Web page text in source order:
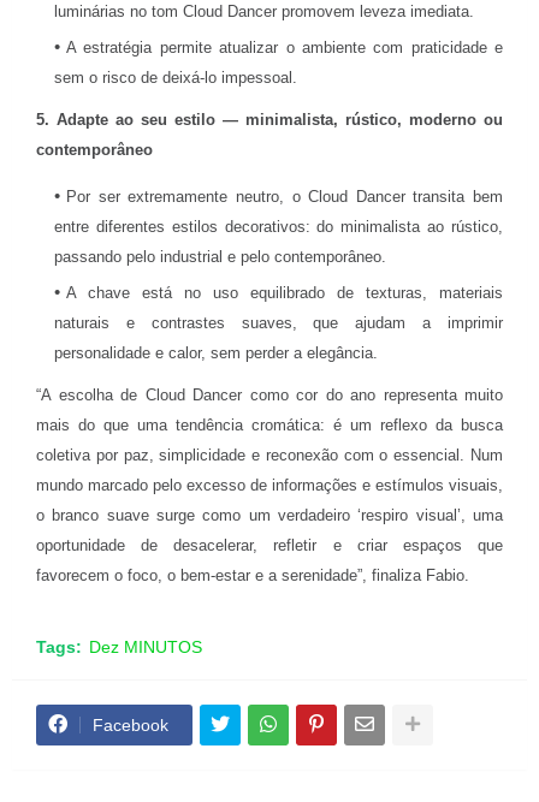
luminárias no tom Cloud Dancer promovem leveza imediata.
A estratégia permite atualizar o ambiente com praticidade e
sem o risco de deixá-lo impessoal.
5. Adapte ao seu estilo — minimalista, rústico, moderno ou
contemporâneo
Por ser extremamente neutro, o Cloud Dancer transita bem
entre diferentes estilos decorativos: do minimalista ao rústico,
passando pelo industrial e pelo contemporâneo.
A chave está no uso equilibrado de texturas, materiais
naturais e contrastes suaves, que ajudam a imprimir
personalidade e calor, sem perder a elegância.
“A escolha de Cloud Dancer como cor do ano representa muito
mais do que uma tendência cromática: é um reflexo da busca
coletiva por paz, simplicidade e reconexão com o essencial. Num
mundo marcado pelo excesso de informações e estímulos visuais,
o branco suave surge como um verdadeiro ‘respiro visual’, uma
oportunidade de desacelerar, refletir e criar espaços que
favorecem o foco, o bem-estar e a serenidade”, finaliza Fabio.
Tags: Dez MINUTOS
Facebook